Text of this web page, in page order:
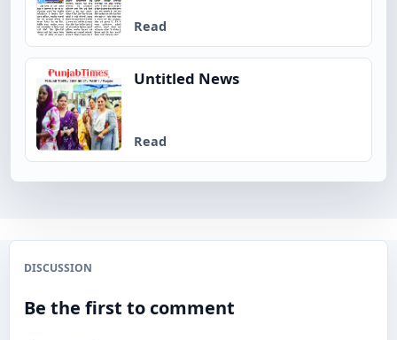
Read
Untitled News
Read
DISCUSSION
Be the first to comment